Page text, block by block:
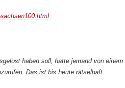
haben soll, hatte jemand von einem
Das ist bis heute rätselhaft.